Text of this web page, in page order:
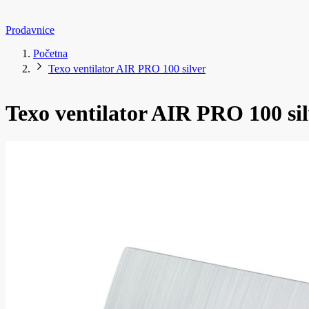
Prodavnice
Početna
Texo ventilator AIR PRO 100 silver
Texo ventilator AIR PRO 100